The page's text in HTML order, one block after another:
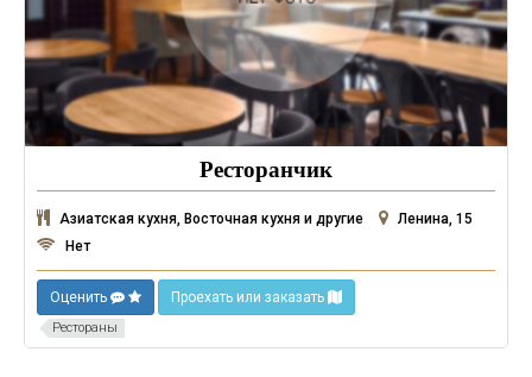
Ресторанчик
Азиатская кухня, Восточная кухня и другие
Ленина, 15
Нет
Оценить Проехать или заказать
Рестораны